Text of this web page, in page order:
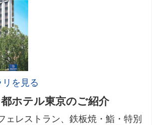
を見る
ホテル東京のご紹介
レストラン、鉄板焼・鮨・特別